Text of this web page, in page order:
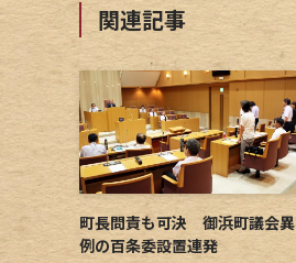
関連記事
町長問責も可決 御浜町議会異
例の百条委設置連発